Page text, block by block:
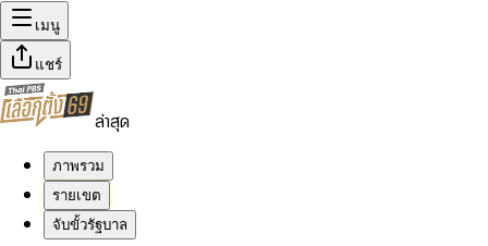
เมนู
แชร์
ล่าสุด
ภาพรวม
รายเขต
จับขั้วรัฐบาล